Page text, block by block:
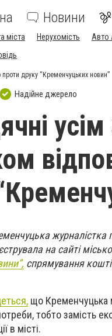
Новини
міста Нерухомість Авто
друку “Кременчуцьких новин”
Надійне джерело
журналістка
на сайті
спрямування
що Кременчуцька
тобто замість
в місті.